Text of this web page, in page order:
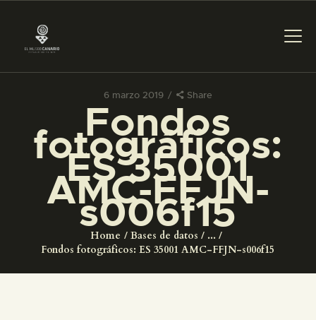
6 marzo 2019 Share
Fondos
fotográficos:
ES 35001
AMC-FFJN-
s006f15
Home Bases de datos
...
Fondos fotográficos: ES 35001 AMC-FFJN-s006f15
PREPARAR LA VISITA
ACTIVIDADES
█
EL MUSEO